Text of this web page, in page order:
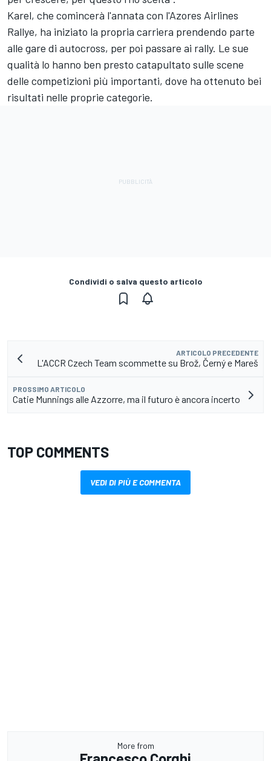
Karel, che comincerà l'annata con l'Azores Airlines
Rallye, ha iniziato la propria carriera prendendo parte
alle gare di autocross, per poi passare ai rally. Le sue
qualità lo hanno ben presto catapultato sulle scene
delle competizioni più importanti, dove ha ottenuto bei
risultati nelle proprie categorie.
Condividi o salva questo articolo
ARTICOLO PRECEDENTE
L'ACCR Czech Team scommette su Brož, Černý e Mareš
PROSSIMO ARTICOLO
Catie Munnings alle Azzorre, ma il futuro è ancora incerto
TOP COMMENTS
VEDI DI PIÙ E COMMENTA
More from